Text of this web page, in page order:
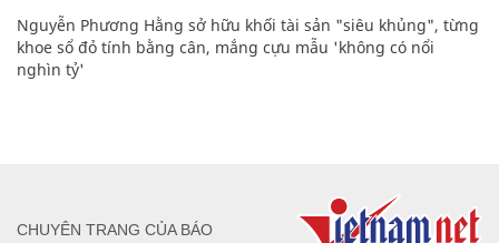
Nguyễn Phương Hằng sở hữu khối tài sản "siêu khủng", từng
khoe sổ đỏ tính bằng cân, mắng cựu mẫu 'không có nổi
nghìn tỷ'
CHUYÊN TRANG CỦA BÁO